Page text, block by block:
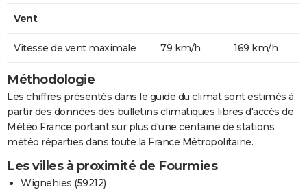
Vent
Vitesse de vent maximale 79 km/h 169 km/h
Méthodologie
Les chiffres présentés dans le guide du climat sont estimés à
partir des données des bulletins climatiques libres d'accès de
Météo France portant sur plus d'une centaine de stations
météo réparties dans toute la France Métropolitaine.
Les villes à proximité de Fourmies
Wignehies (59212)